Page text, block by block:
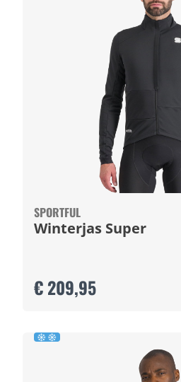
SPORTFUL
Winterjas Super
€ 209,95